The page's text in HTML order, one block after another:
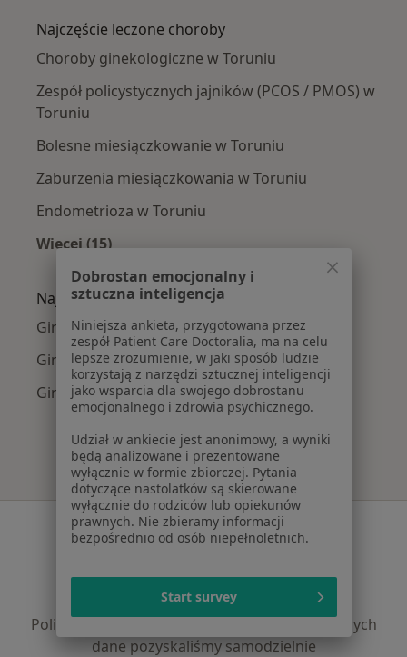
Najczęście leczone choroby
Choroby ginekologiczne w Toruniu
Zespół policystycznych jajników (PCOS / PMOS) w
Toruniu
Bolesne miesiączkowanie w Toruniu
Zaburzenia miesiączkowania w Toruniu
Endometrioza w Toruniu
Więcej (15)
Więcej w kategorii: Najczęście leczone
Najpopularniejsze ubezpieczenia
Ginekolodzy z POLMED w Toruniu
Ginekolodzy z Signal Iduna w Toruniu
Ginekolodzy z PZU Zdrowie w Toruniu
Serwis
Polityka prywatności pacjentów
Polityka prywatności profesjonalistów
Polityka prywatności dla profesjonalistów, których
dane pozyskaliśmy samodzielnie
Dobrostan emocjonalny i
sztuczna inteligencja
Niniejsza ankieta, przygotowana przez
zespół Patient Care Doctoralia, ma na celu
lepsze zrozumienie, w jaki sposób ludzie
korzystają z narzędzi sztucznej inteligencji
jako wsparcia dla swojego dobrostanu
emocjonalnego i zdrowia psychicznego.
Udział w ankiecie jest anonimowy, a wyniki
będą analizowane i prezentowane
wyłącznie w formie zbiorczej. Pytania
dotyczące nastolatków są skierowane
wyłącznie do rodziców lub opiekunów
prawnych. Nie zbieramy informacji
bezpośrednio od osób niepełnoletnich.
Start survey